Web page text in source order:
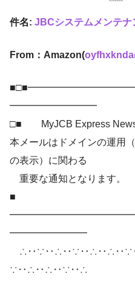
件名: JBCシステムメンテナ
From：Amazon(
━━━━━━━━━
□■ MyJCB Express News
本メールはドメインの運用
の表示）に関わる
重要な通知となります。
■
━━━━━━━━
∵‥∴‥∴‥∵‥∴